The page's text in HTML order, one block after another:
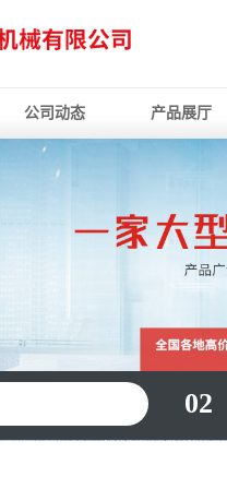
公司动态 产品展厅
02